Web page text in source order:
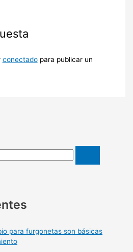
conectadopara publicar un
para furgonetas son básicas